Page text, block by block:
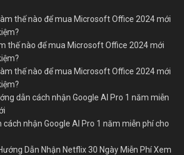
thế nào để mua Microsoft Office 2024 mới
thế nào để mua Microsoft Office 2024 mới
thế nào để mua Microsoft Office 2024 mới
dẫn cách nhận Google AI Pro 1 năm miễn
cách nhận Google AI Pro 1 năm miễn phí cho
Dẫn Nhận Netflix 30 Ngày Miễn Phí Xem